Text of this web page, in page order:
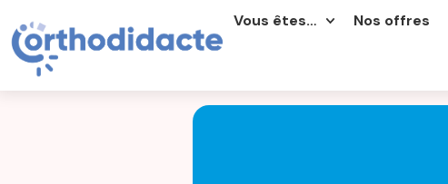
Vous êtes… Nos offres